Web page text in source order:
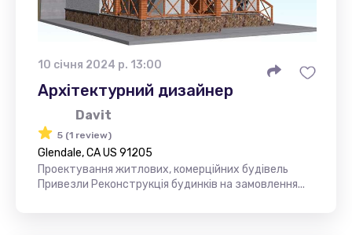
10 січня 2024 р. 13:00
Архітектурний дизайнер
Davit
5 (1 review)
Glendale, CA US 91205
Проектування житлових, комерційних будівель
Привезли Реконструкція будинків на замовлення...